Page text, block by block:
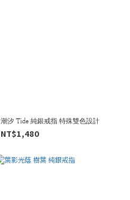
潮汐 Tide 純銀戒指 特殊雙色設計
NT$1,480